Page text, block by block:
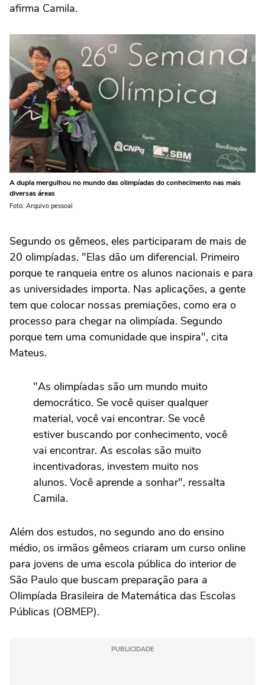
afirma Camila.
A dupla mergulhou no mundo das olimpíadas do conhecimento nas mais
diversas áreas
Foto: Arquivo pessoal
Segundo os gêmeos, eles participaram de mais de
20 olimpíadas. "Elas dão um diferencial. Primeiro
porque te ranqueia entre os alunos nacionais e para
as universidades importa. Nas aplicações, a gente
tem que colocar nossas premiações, como era o
processo para chegar na olimpíada. Segundo
porque tem uma comunidade que inspira", cita
Mateus.
"As olimpíadas são um mundo muito
democrático. Se você quiser qualquer
material, você vai encontrar. Se você
estiver buscando por conhecimento, você
vai encontrar. As escolas são muito
incentivadoras, investem muito nos
alunos. Você aprende a sonhar", ressalta
Camila.
Além dos estudos, no segundo ano do ensino
médio, os irmãos gêmeos criaram um curso online
para jovens de uma escola pública do interior de
São Paulo que buscam preparação para a
Olimpíada Brasileira de Matemática das Escolas
Públicas (OBMEP).
PUBLICIDADE